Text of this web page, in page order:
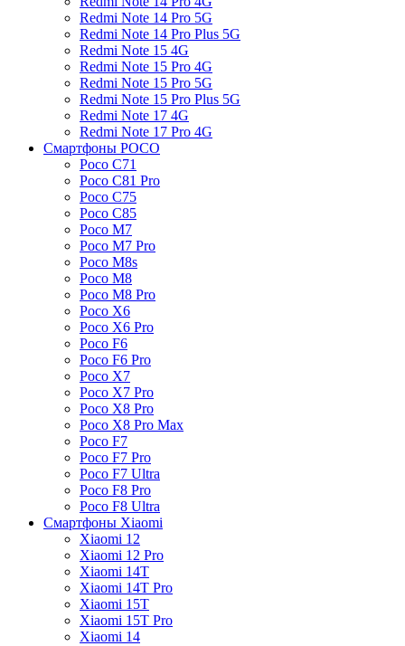
Redmi Note 14 Pro 5G
Redmi Note 14 Pro Plus 5G
Redmi Note 15 4G
Redmi Note 15 Pro 4G
Redmi Note 15 Pro 5G
Redmi Note 15 Pro Plus 5G
Redmi Note 17 4G
Redmi Note 17 Pro 4G
Смартфоны POCO
Poco C71
Poco C81 Pro
Poco C75
Poco C85
Poco M7
Poco M7 Pro
Poco M8s
Poco M8
Poco M8 Pro
Poco X6
Poco X6 Pro
Poco F6
Poco F6 Pro
Poco X7
Poco X7 Pro
Poco X8 Pro
Poco X8 Pro Max
Poco F7
Poco F7 Pro
Poco F7 Ultra
Poco F8 Pro
Poco F8 Ultra
Смартфоны Xiaomi
Xiaomi 12
Xiaomi 12 Pro
Xiaomi 14T
Xiaomi 14T Pro
Xiaomi 15T
Xiaomi 15T Pro
Xiaomi 14